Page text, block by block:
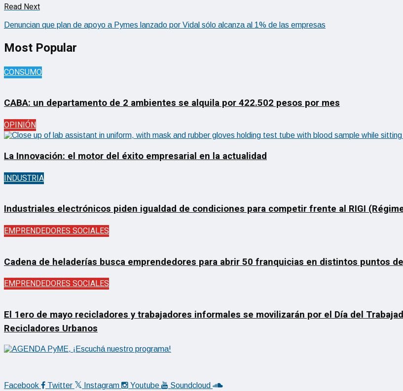
Read Next
Denuncian que plan de apoyo a Pymes lanzado por Vidal sólo alcanza al 1% de las empresas
Most Popular
CONSUMO
CABA: un departamento de 2 ambientes se alquila por 422.502 pesos por mes
OPINIÓN
La Innovación: el motor del éxito empresarial en la actualidad
INDUSTRIA
Industriales electrónicos piden igualdad de condiciones para competir frente al RIGI
EMPRENDEDORES SOCIALES
Cadena de heladerías busca emprendedores para abrir 50 franquicias en distintos puntos
EMPRENDEDORES SOCIALES
El 1ero de mayo recicladores y trabajadores informales se movilizarán por el Día del
Recicladores Urbanos
Facebook Twitter Instagram Youtube Soundcloud